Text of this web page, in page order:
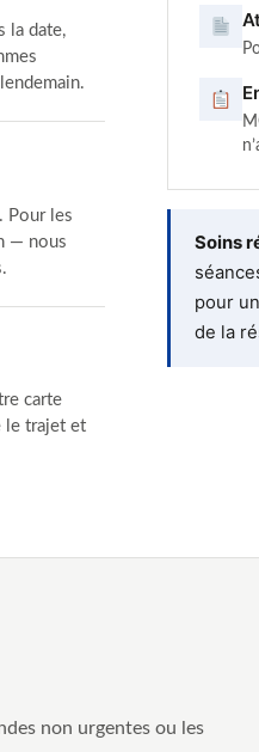
la date,
Pour les
— nous
carte
le trajet et
Soins
pour
de la
non urgentes ou les